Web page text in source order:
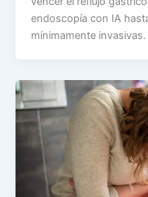
endoscopía con IA
mínimamente invasivas.